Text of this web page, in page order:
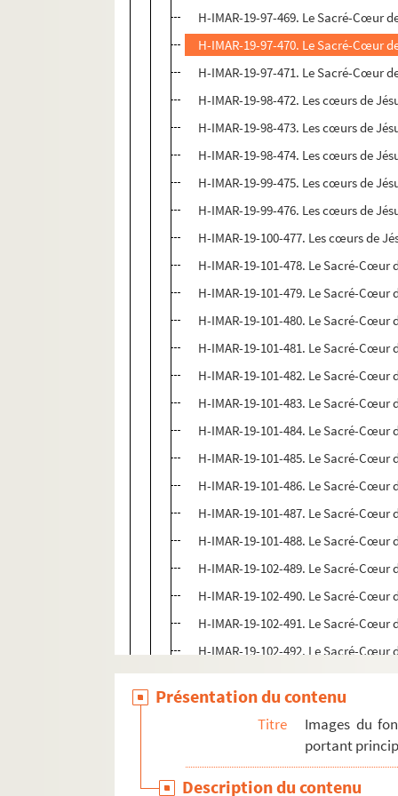
H-IMAR-19-97-469. Le Sacré-Cœur
H-IMAR-19-97-470. Le Sacré-Cœur
H-IMAR-19-97-471. Le Sacré-Cœur
H-IMAR-19-98-472. Les cœurs de
H-IMAR-19-98-473. Les cœurs de
H-IMAR-19-98-474. Les cœurs de
H-IMAR-19-99-475. Les cœurs de
H-IMAR-19-99-476. Les cœurs de
H-IMAR-19-100-477. Les cœurs de
H-IMAR-19-101-478. Le Sacré-Cœur
H-IMAR-19-101-479. Le Sacré-Cœur
H-IMAR-19-101-480. Le Sacré-Cœur
H-IMAR-19-101-481. Le Sacré-Cœur
H-IMAR-19-101-482. Le Sacré-Cœur
H-IMAR-19-101-483. Le Sacré-Cœur
H-IMAR-19-101-484. Le Sacré-Cœur
H-IMAR-19-101-485. Le Sacré-Cœur
H-IMAR-19-101-486. Le Sacré-Cœur
H-IMAR-19-101-487. Le Sacré-Cœur
H-IMAR-19-101-488. Le Sacré-Cœur
H-IMAR-19-102-489. Le Sacré-Cœur
H-IMAR-19-102-490. Le Sacré-Cœur
H-IMAR-19-102-491. Le Sacré-Cœur
H-IMAR-19-102-492. Le Sacré-Cœur
H-IMAR-19-102-493. Le Sacré-Cœur
H-IMAR-19-102-494. Le Sacré-Cœur
H-IMAR-19-102-495. Le Sacré-
H-IMAR-19-102-497. Le Sacré-Cœur
Présentation du contenu
Titre
Images du
portant
Description du contenu